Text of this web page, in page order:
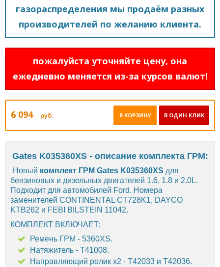
газораспределения мы продаём разных
производителей по желанию клиента.
пожалуйста уточняйте цену, она
ежедневно меняется из-за курсов валют!
6 094 руб. В ОДИН КЛИК
В КОРЗИНУ
Gates K035360XS - описание комплекта ГРМ:
Новый комплект ГРМ Gates K035360XS для
бензиновых и дизельных двигателей 1.6, 1.8 и 2.0L.
Подходит для автомобилей Ford. Номера
заменителей CONTINENTAL CT728K1, DAYCO
KTB262 и FEBI BILSTEIN 11042.
КОМПЛЕКТ ВКЛЮЧАЕТ:
Ремень ГРМ - 5360XS.
Натяжитель - T41008.
Направляющий ролик х2 - T42033 и T42036.